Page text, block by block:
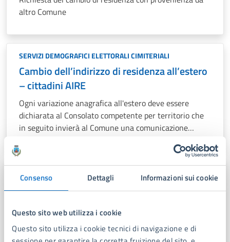
Consenso Dettagli Informazioni sui cookie
Questo sito web utilizza i cookie
Questo sito utilizza i cookie tecnici di navigazione e di
altro Comune
SERVIZI DEMOGRAFICI ELETTORALI CIMITERIALI
Cambio dell’indirizzo di residenza all’estero
– cittadini AIRE
Ogni variazione anagrafica all'estero deve essere
dichiarata al Consolato competente per territorio che
in seguito invierà al Comune una comunicazione
indirizzo all'estero.
Iscrizione all’ AIRE (anagrafe italiana
Il procedimento consente la registrazione nella
specifica Anagrafe degli Italiani Residenti all’Estero di